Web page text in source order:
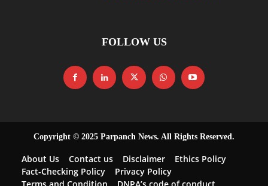
FOLLOW US
Copyright © 2025 Parpanch News. All Rights Reserved.
About Us Contact us Disclaimer
Ethics Policy
Fact-Checking Policy
Privacy Policy